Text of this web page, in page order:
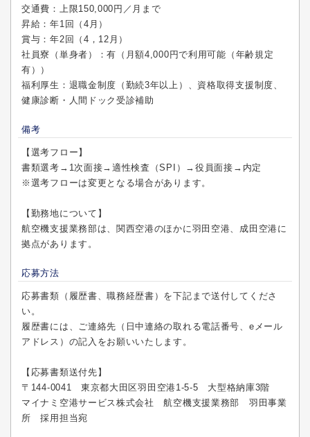
交通費：上限150,000円／月まで
昇給：年1回（4月）
賞与：年2回（4，12月）
社員寮（単身者）：有（月額4,000円で利用可能（年齢規定
有））
福利厚生：退職金制度（勤続3年以上）、資格取得支援制度、
健康診断・人間ドック受診補助
備考
【選考フロー】
書類選考→1次面接→適性検査（SPI）→役員面接→内定
※選考フローは変更となる場合があります。
【勤務地について】
航空機支援業務部は、関西空港のほかに羽田空港、成田空港に
拠点があります。
応募方法
応募書類（履歴書、職務経歴書）を下記まで送付してくださ
い。
履歴書には、ご連絡先（日中連絡の取れる電話番号、eメール
アドレス）の記入をお願いいたします。
【応募書類送付先】
〒144-0041 東京都大田区羽田空港1-5-5 大型格納庫3階
マイナミ空港サービス株式会社 航空機支援業務部 羽田事業
所 採用担当宛